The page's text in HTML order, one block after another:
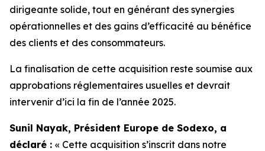
dirigeante solide, tout en générant des synergies
opérationnelles et des gains d’efficacité au bénéfice
des clients et des consommateurs.
La finalisation de cette acquisition reste soumise aux
approbations réglementaires usuelles et devrait
intervenir d’ici la fin de l’année 2025.
Sunil Nayak, Président Europe de Sodexo, a
déclaré : « Cette acquisition s’inscrit dans notre